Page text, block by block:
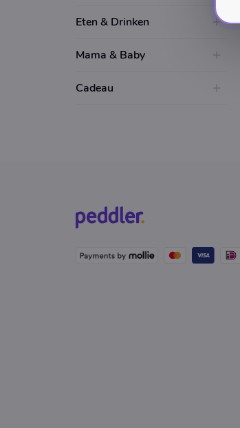
Eten & Drinken
Mama & Baby
Cadeau